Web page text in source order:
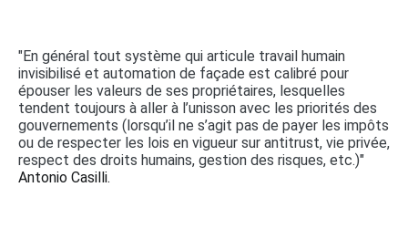
"En général tout système qui articule travail humain
invisibilisé et automation de façade est calibré pour
épouser les valeurs de ses propriétaires, lesquelles
tendent toujours à aller à l’unisson avec les priorités des
gouvernements (lorsqu’il ne s’agit pas de payer les impôts
ou de respecter les lois en vigueur sur antitrust, vie privée,
respect des droits humains, gestion des risques, etc.)"
Antonio Casilli.